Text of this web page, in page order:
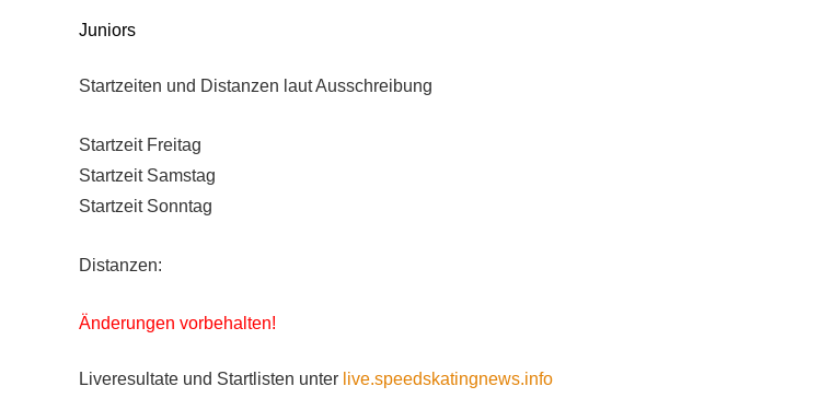
Juniors
Startzeiten und Distanzen laut Ausschreibung
Startzeit Freitag
Startzeit Samstag
Startzeit Sonntag
Distanzen:
Änderungen vorbehalten!
Liveresultate und Startlisten unter live.speedskatingnews.info